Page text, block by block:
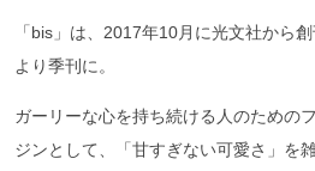
「bis」は、2017年10月に光文社から
より季刊に。
ガーリーな心を持ち続ける人のための
ジンとして、「甘すぎない可愛さ」を